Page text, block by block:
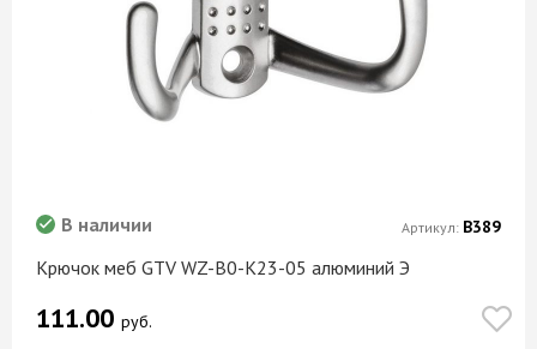
Крючок меб GTV WZ-B0-К23-05 алюминий Э
В наличии
111.00 руб.
Артикул: В389